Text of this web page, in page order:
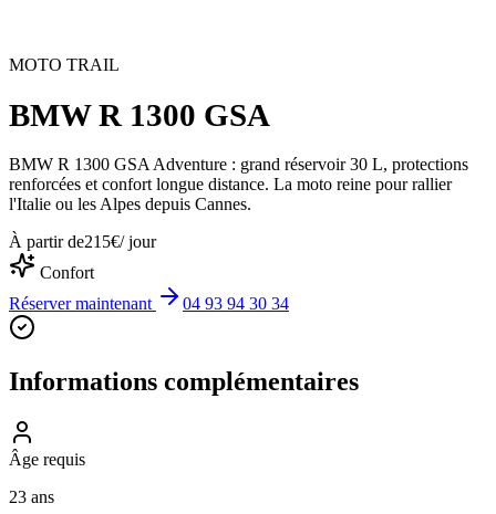
MOTO TRAIL
BMW R 1300 GSA
BMW R 1300 GSA Adventure : grand réservoir 30 L, protections
renforcées et confort longue distance. La moto reine pour rallier
l'Italie ou les Alpes depuis Cannes.
À partir de215€/ jour
Confort
Réserver maintenant
04 93 94 30 34
Informations complémentaires
Âge requis
23 ans